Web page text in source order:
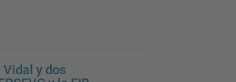
Vidal y dos